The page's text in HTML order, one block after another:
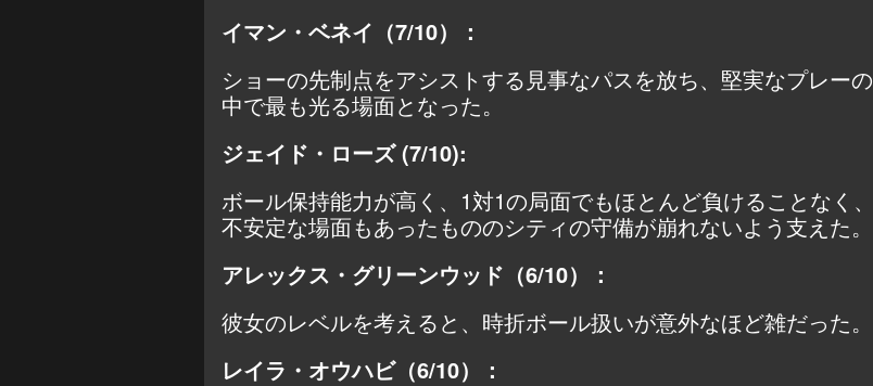
イマン・ベネイ（7/10）：
ショーの先制点をアシストする見事なパスを放ち、堅実なプレーの
中で最も光る場面となった。
ジェイド・ローズ (7/10):
ボール保持能力が高く、1対1の局面でもほとんど負けることなく、
不安定な場面もあったもののシティの守備が崩れないよう支えた。
アレックス・グリーンウッド（6/10）：
彼女のレベルを考えると、時折ボール扱いが意外なほど雑だった。
レイラ・オウハビ（6/10）：